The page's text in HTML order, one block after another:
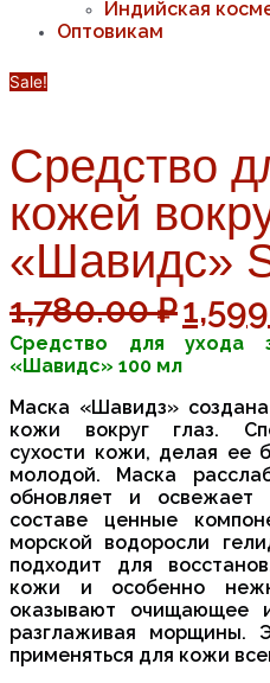
Индийская
Оптовикам
Sale!
Средство
кожей
«Шавидс»
1,780.00₽
Средство для ухода
«Шавидс» 100 мл
Маска «Шавидз»
кожи вокруг глаз.
сухости кожи, делая ее
молодой. Маска
обновляет и
составе ценные
морской водоросли
подходит для
кожи и особенно
оказывают очищающее
разглаживая морщины.
применяться для кожи